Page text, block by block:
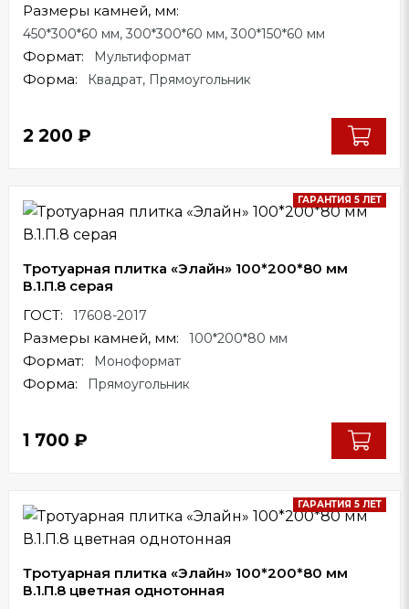
Размеры камней, мм:
450*300*60 мм, 300*300*60 мм, 300*150*60 мм
Формат: Мультиформат
Форма: Квадрат, Прямоугольник
2 200 ₽
Тротуарная плитка «Элайн» 100*200*80 мм
В.1.П.8 серая
ГАРАНТИЯ 5 ЛЕТ
ГОСТ: 17608-2017
Размеры камней, мм: 100*200*80 мм
Формат: Моноформат
Форма: Прямоугольник
1 700 ₽
Тротуарная плитка «Элайн» 100*200*80 мм
В.1.П.8 цветная однотонная
ГАРАНТИЯ 5 ЛЕТ